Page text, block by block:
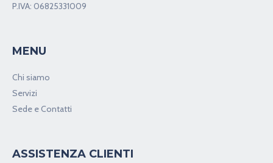
P.IVA: 06825331009
MENU
Chi siamo
Servizi
Sede e Contatti
ASSISTENZA CLIENTI